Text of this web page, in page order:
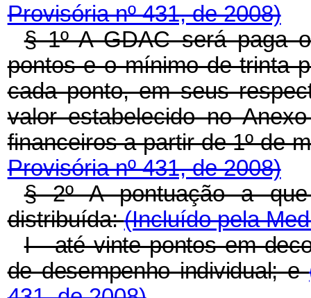
Provisória nº 431, de 2008)
§ 1º A GDAC será paga
pontos e o mínimo de trinta
cada ponto, em seus
valor estabelecido no
financeiros a partir de 1º de
Provisória nº 431, de 2008)
§ 2º A pontuação a
distribuída:(Incluído pela
I - até vinte pontos em
de desempenho individual; e